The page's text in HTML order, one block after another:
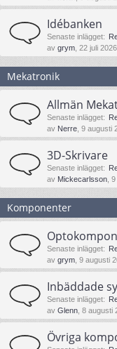
Idébanken
Senaste inlägget:
av grym , 22 juli
Mekatronik
Allmän
Senaste inlägget:
av Nerre , 9 augusti
3D-Skrivare
Senaste inlägget:
av Mickecarlsson ,
Komponenter
Senaste inlägget:
av grym , 9 augusti
Inbäddade
Senaste inlägget:
av Glenn , 8
Övriga